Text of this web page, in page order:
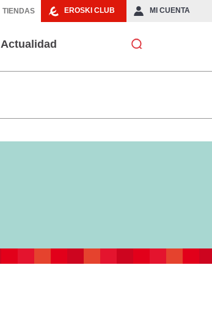
EROSKI CLUB MI CUENTA
TIENDAS
Actualidad